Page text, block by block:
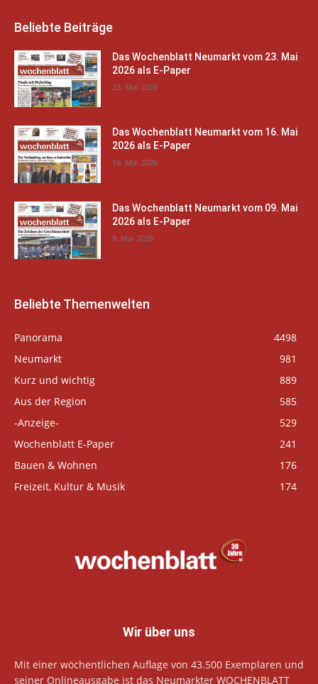
Beliebte Beiträge
Das Wochenblatt Neumarkt vom 23. Mai
2026 als E-Paper
23. Mai 2026
Das Wochenblatt Neumarkt vom 16. Mai
2026 als E-Paper
16. Mai 2026
Das Wochenblatt Neumarkt vom 09. Mai
2026 als E-Paper
9. Mai 2026
Beliebte Themenwelten
Panorama
4498
Neumarkt
981
Kurz und wichtig
889
Aus der Region
585
-Anzeige-
529
Wochenblatt E-Paper
241
Bauen & Wohnen
176
Freizeit, Kultur & Musik
174
Wir über uns
Mit einer wöchentlichen Auflage von 43.500 Exemplaren und
seiner Onlineausgabe ist das Neumarkter WOCHENBLATT